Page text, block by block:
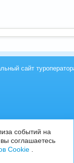
сайт
событий на
соглашаетесь
Cookie.